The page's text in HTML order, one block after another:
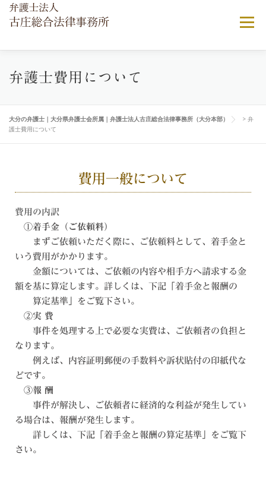
メニュー
当法律事務所について ご相談ご依頼の流れ
弁護士費用について 顧問弁護士契約 よくある相談
弁護士費用について
大分の弁護士｜大分県弁護士会所属｜弁護士法人古庄総合法律事務所（大分本部） > 弁
護士費用について
費用一般について
費用の内訳
①着手金（ご依頼料）
まずご依頼いただく際に、ご依頼料として、着手金と
いう費用がかかります。
金額については、ご依頼の内容や相手方へ請求する金
額を基に算定します。詳しくは、下記「着手金と報酬の
算定基準」をご覧下さい。
②実 費
事件を処理する上で必要な実費は、ご依頼者の負担と
なります。
例えば、内容証明郵便の手数料や訴状貼付の印紙代な
どです。
③報 酬
事件が解決し、ご依頼者に経済的な利益が発生してい
る場合は、報酬が発生します。
詳しくは、下記「着手金と報酬の算定基準」をご覧下
さい。